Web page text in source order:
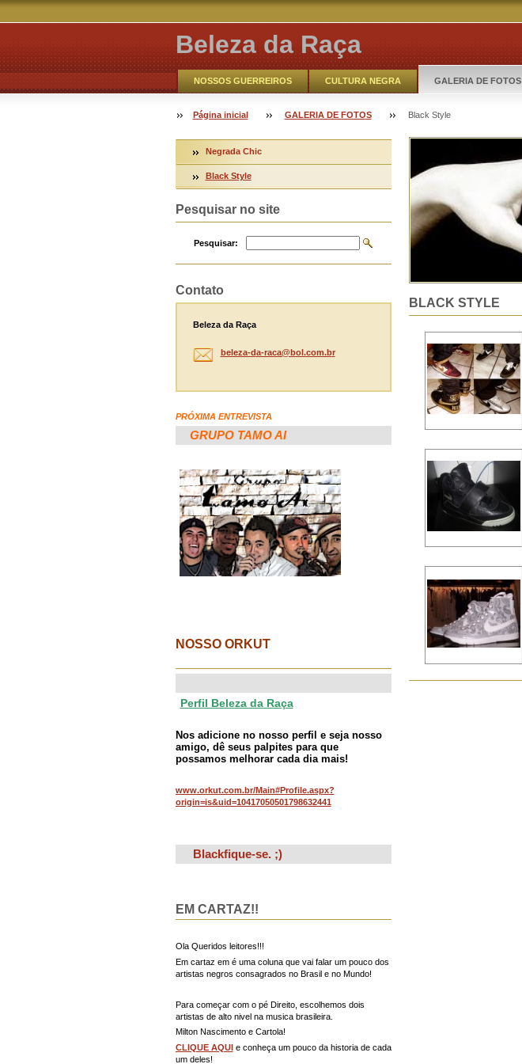
Beleza da Raça
NOSSOS GUERREIROS CULTURA NEGRA GALERIA DE FOTOS
VOCÊ AQUI
CATHO ONLINE NOSSOS GUERREIROS O TALENTO NEGRO
Página inicial GALERIA DE FOTOS Black Style
BLACK STYLE
Negrada Chic
Black Style
Pesquisar no site
Pesquisar:
Contato
Beleza da Raça
beleza-da-raca@bol.com.br
PRÓXIMA ENTREVISTA
GRUPO TAMO AI
NOSSO ORKUT
Perfil Beleza da Raça
Nos adicione no nosso perfil e seja nosso
amigo, dê seus palpites para que
possamos melhorar cada dia mais!
www.orkut.com.br/Main#Profile.aspx?
origin=is&uid=10417050501798632441
Blackfique-se. ;)
EM CARTAZ!!
Ola Queridos leitores!!!
Em cartaz em é uma coluna que vai falar um pouco dos
artistas negros consagrados no Brasil e no Mundo!
Para começar com o pé Direito, escolhemos dois
artistas de alto nivel na musica brasileira.
Milton Nascimento e Cartola!
CLIQUE AQUIe conheça um pouco da historia de cada
um deles!